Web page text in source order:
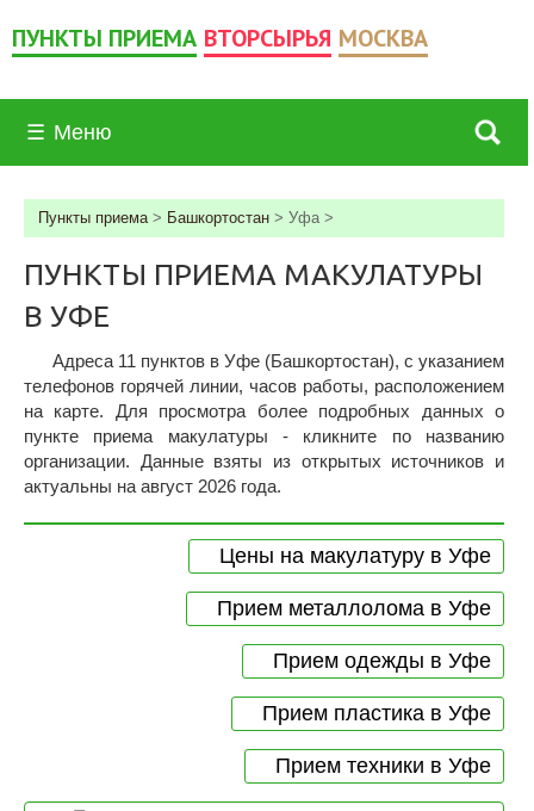
ПУНКТЫ ПРИЕМА ВТОРСЫРЬЯ МОСКВА
☰ Меню
Пункты приема> Башкортостан > Уфа>
ПУНКТЫ ПРИЕМА МАКУЛАТУРЫ
В УФЕ
Адреса 11 пунктов в Уфе (Башкортостан), c указанием
телефонов горячей линии, часов работы, расположением
на карте. Для просмотра более подробных данных о
пункте приема макулатуры - кликните по названию
организации. Данные взяты из открытых источников и
актуальны на август 2026 года.
Цены на макулатуру в Уфе
Прием металлолома в Уфе
Прием одежды в Уфе
Прием пластика в Уфе
Прием техники в Уфе